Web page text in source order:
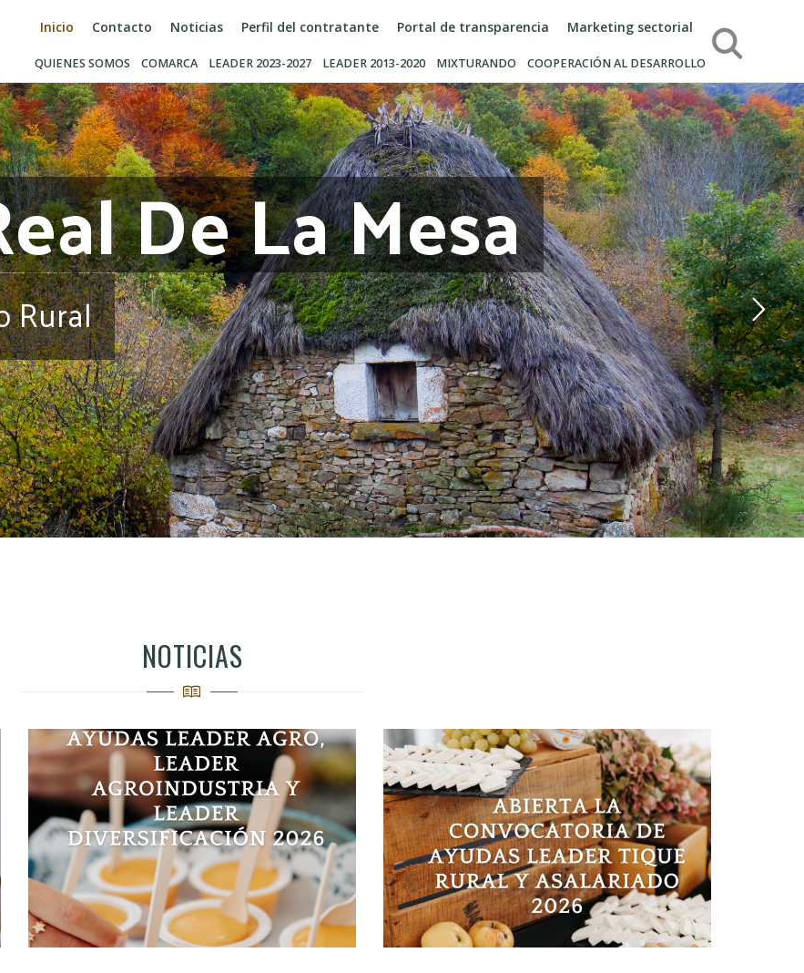
Inicio Contacto Noticias Perfil del contratante Portal de transparencia Marketing sectorial
QUIENES SOMOS COMARCA LEADER 2023-2027 LEADER 2013-2020 MIXTURANDO COOPERACIÓN AL DESARROLLO
Búsqueda
Rural
De La Mesa
NOTICIAS